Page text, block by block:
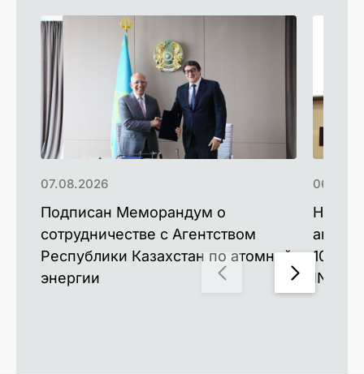
Подписан Меморандум о
сотрудничестве с Агентством
Республики Казахстан по атомной
энергии
07.08.2026
Новые
100